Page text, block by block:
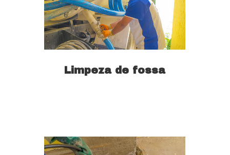
Limpeza de fossa